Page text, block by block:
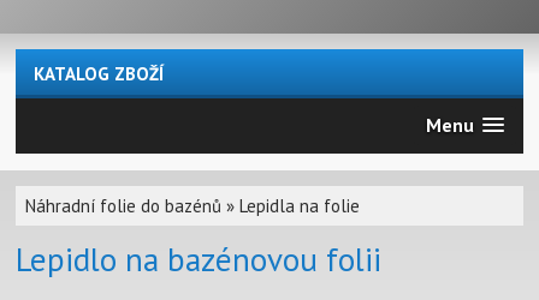
KATALOG ZBOŽÍ
Menu
Náhradní folie do bazénů »Lepidla na folie
Lepidlo na bazénovou folii